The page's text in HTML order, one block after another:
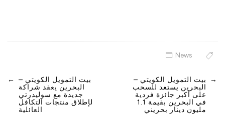
News
Post
navigation
← بيت التمويل الكويتي –
البحرين يعقد شراكة
جديدة مع سوليدرتي
لإطلاق منتجات التكافل
العائلية
بيت التمويل الكويتي –
البحرين يستعد للسحب
على أكبر جائزة فردية
في البحرين بقيمة 1.1
مليون دينار بحريني
→